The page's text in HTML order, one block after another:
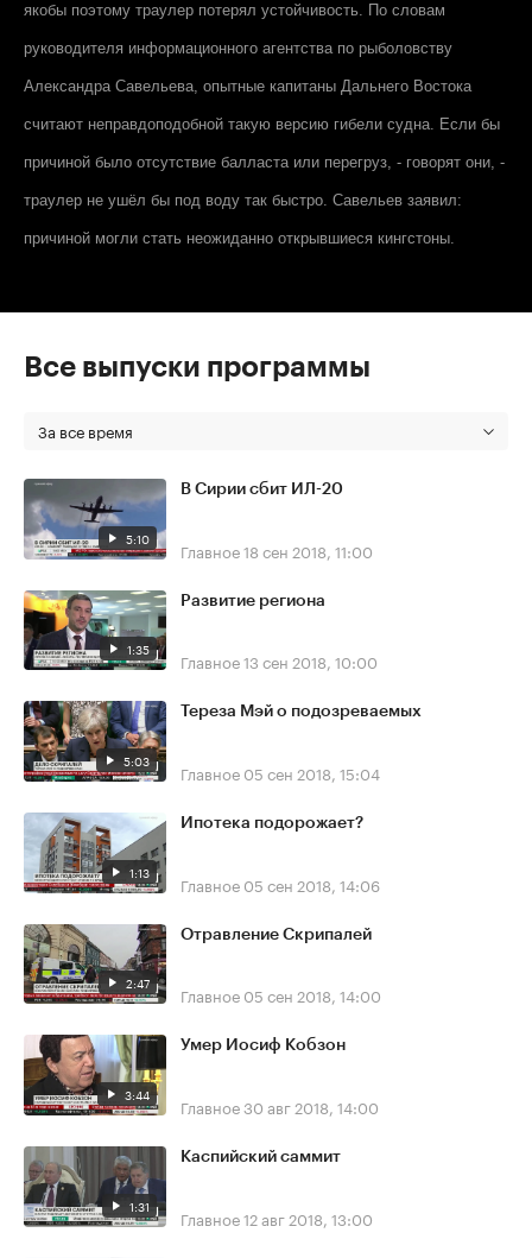
якобы поэтому траулер потерял устойчивость. По словам
руководителя информационного агентства по рыболовству
Александра Савельева, опытные капитаны Дальнего Востока
считают неправдоподобной такую версию гибели судна. Если бы
причиной было отсутствие балласта или перегруз, - говорят они, -
траулер не ушёл бы под воду так быстро. Савельев заявил:
причиной могли стать неожиданно открывшиеся кингстоны.
Все выпуски программы
За все время
5:10
В Сирии сбит ИЛ-20
Главное18 сен 2018, 11:00
1:35
Развитие региона
Главное13 сен 2018, 10:00
5:03
Тереза Мэй о подозреваемых
Главное 05 сен 2018, 15:04
1:13
Ипотека подорожает?
Главное 05 сен 2018, 14:06
2:47
Отравление Скрипалей
Главное 05 сен 2018, 14:00
3:44
Умер Иосиф Кобзон
Главное30 авг 2018, 14:00
1:31
Каспийский саммит
Главное12 авг 2018, 13:00